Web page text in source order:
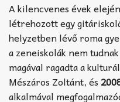
A kilencvenes évek
létrehozott egy
helyzetben lévő roma
a zeneiskolák nem
magával ragadta a
Mészáros Zoltánt, és
alkalmával